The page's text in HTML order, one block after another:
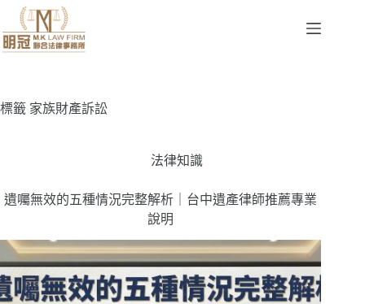
標籤 家族財產訴訟
法律知識
遺囑無效的五種情況完整解析｜台中遺產律師推薦專業
說明